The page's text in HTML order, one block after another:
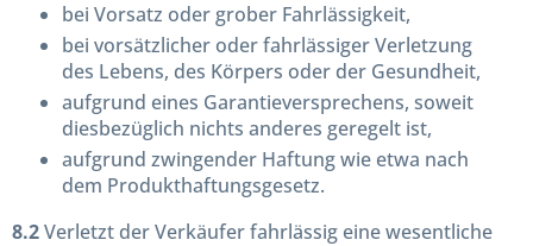
bei Vorsatz oder grober Fahrlässigkeit,
bei vorsätzlicher oder fahrlässiger Verletzung
des Lebens, des Körpers oder der Gesundheit,
aufgrund eines Garantieversprechens, soweit
diesbezüglich nichts anderes geregelt ist,
aufgrund zwingender Haftung wie etwa nach
dem Produkthaftungsgesetz.
8.2Verletzt der Verkäufer fahrlässig eine wesentliche